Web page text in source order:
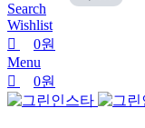
Search
Wishlist
0원
Menu
0원